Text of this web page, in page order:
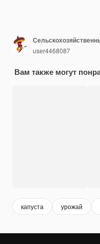
user4468087
Вам также могут
капуста урожай